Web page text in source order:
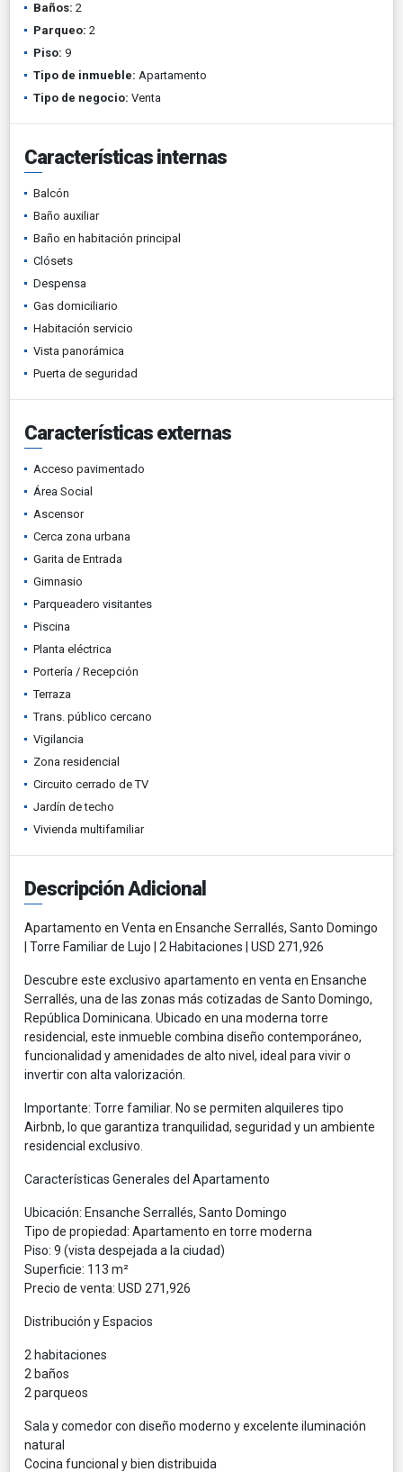
Baños: 2
Parqueo: 2
Piso: 9
Tipo de inmueble: Apartamento
Tipo de negocio: Venta
Características internas
Balcón
Baño auxiliar
Baño en habitación principal
Clósets
Despensa
Gas domiciliario
Habitación servicio
Vista panorámica
Puerta de seguridad
Características externas
Acceso pavimentado
Área Social
Ascensor
Cerca zona urbana
Garita de Entrada
Gimnasio
Parqueadero visitantes
Piscina
Planta eléctrica
Portería / Recepción
Terraza
Trans. público cercano
Vigilancia
Zona residencial
Circuito cerrado de TV
Jardín de techo
Vivienda multifamiliar
Descripción Adicional
Apartamento en Venta en Ensanche Serrallés, Santo Domingo
| Torre Familiar de Lujo | 2 Habitaciones | USD 271,926
Descubre este exclusivo apartamento en venta en Ensanche
Serrallés, una de las zonas más cotizadas de Santo Domingo,
República Dominicana. Ubicado en una moderna torre
residencial, este inmueble combina diseño contemporáneo,
funcionalidad y amenidades de alto nivel, ideal para vivir o
invertir con alta valorización.
Importante: Torre familiar. No se permiten alquileres tipo
Airbnb, lo que garantiza tranquilidad, seguridad y un ambiente
residencial exclusivo.
Características Generales del Apartamento
Ubicación: Ensanche Serrallés, Santo Domingo
Tipo de propiedad: Apartamento en torre moderna
Piso: 9 (vista despejada a la ciudad)
Superficie: 113 m²
Precio de venta: USD 271,926
Distribución y Espacios
2 habitaciones
2 baños
2 parqueos
Sala y comedor con diseño moderno y excelente iluminación
natural
Cocina funcional y bien distribuida